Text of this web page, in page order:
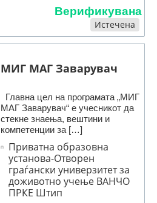
Верификувана
Истечена
МИГ МАГ Заварувач
Главна цел на програмата „МИГ
МАГ Заварувач“ е учесникот да
стекне знаења, вештини и
компетенции за […]
Приватна образовна
установа-Отворен
граѓански универзитет за
доживотно учење ВАНЧО
ПРКЕ Штип